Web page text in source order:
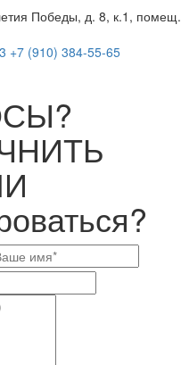
Победы, д. 8, к.1, помещ.
+7 (910) 384-55-65